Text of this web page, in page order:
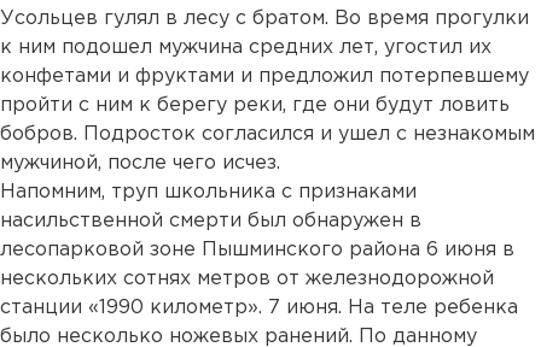
Усольцев гулял в лесу с братом. Во время прогулки
к ним подошел мужчина средних лет, угостил их
конфетами и фруктами и предложил потерпевшему
пройти с ним к берегу реки, где они будут ловить
бобров. Подросток согласился и ушел с незнакомым
мужчиной, после чего исчез.
Напомним, труп школьника с признаками
насильственной смерти был обнаружен в
лесопарковой зоне Пышминского района 6 июня в
нескольких сотнях метров от железнодорожной
станции «1990 километр». 7 июня. На теле ребенка
было несколько ножевых ранений. По данному